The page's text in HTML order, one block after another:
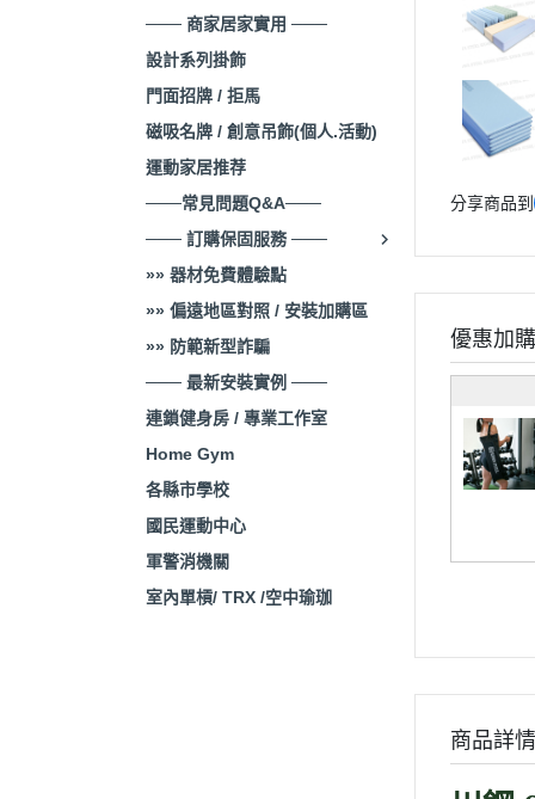
─── 商家居家實用 ───
設計系列掛飾
門面招牌 / 拒馬
磁吸名牌 / 創意吊飾(個人.活動)
運動家居推荐
───常見問題Q&A───
─── 訂購保固服務 ───
»» 器材免費體驗點
»» 偏遠地區對照 / 安裝加購區
»» 防範新型詐騙
─── 最新安裝實例 ───
連鎖健身房 / 專業工作室
Home Gym
各縣市學校
國民運動中心
軍警消機關
室內單槓/ TRX /空中瑜珈
分享商品到
優惠加購
商品詳情